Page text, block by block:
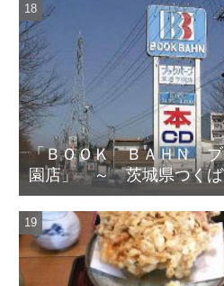
「ＢＯＯＫ ＢＡＨＮ ブ
園店」 ～ 茨城県つく
してます